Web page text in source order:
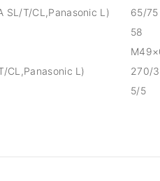
SL/T/CL,Panasonic L)
65/75
58
CL,Panasonic L)
270/
5/5